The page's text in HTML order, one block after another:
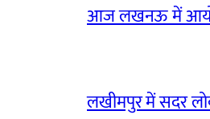
आज लखनऊ में
लखीमपुर में सदर